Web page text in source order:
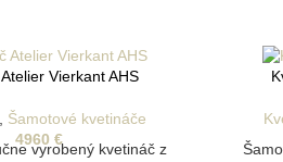
Vierkant AHS
Šamotové kvetináče
4960€
vyrobený kvetináč z